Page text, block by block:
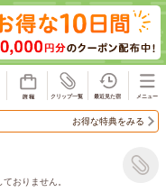
お得な特典をみる
おりません。